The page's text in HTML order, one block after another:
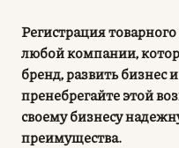
Регистрация
любой компании,
бренд, развить бизнес
пренебрегайте этой
своему бизнесу
преимущества.